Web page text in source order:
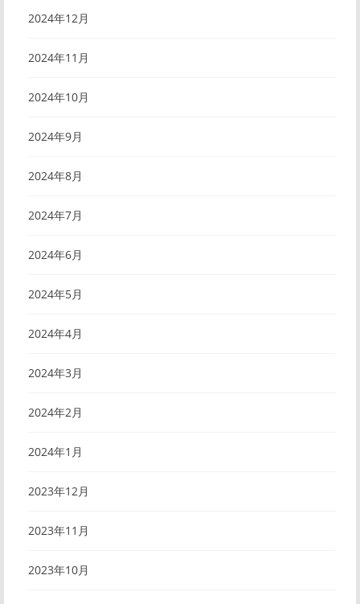
2024年12月
2024年11月
2024年10月
2024年9月
2024年8月
2024年7月
2024年6月
2024年5月
2024年4月
2024年3月
2024年2月
2024年1月
2023年12月
2023年11月
2023年10月